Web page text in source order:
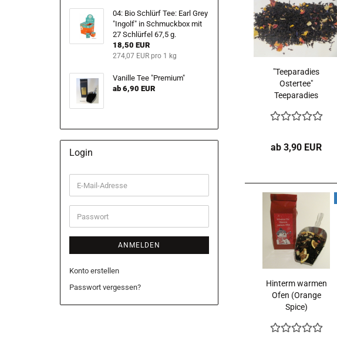
"Teeparadies
Ostertee"
Teeparadies
ab 3,90 EUR
Hinterm warmen
Ofen (Orange
Spice)
Schwarztee
04: Bio Schlürf Tee: Earl Grey
"Ingolf" in Schmuckbox mit
27 Schlürfel 67,5 g.
18,50 EUR
274,07 EUR pro 1 kg
Vanille Tee "Premium"
ab 6,90 EUR
Login
E-
Mail-
Adresse
Passwort
ANMELDEN
Konto erstellen
Passwort vergessen?